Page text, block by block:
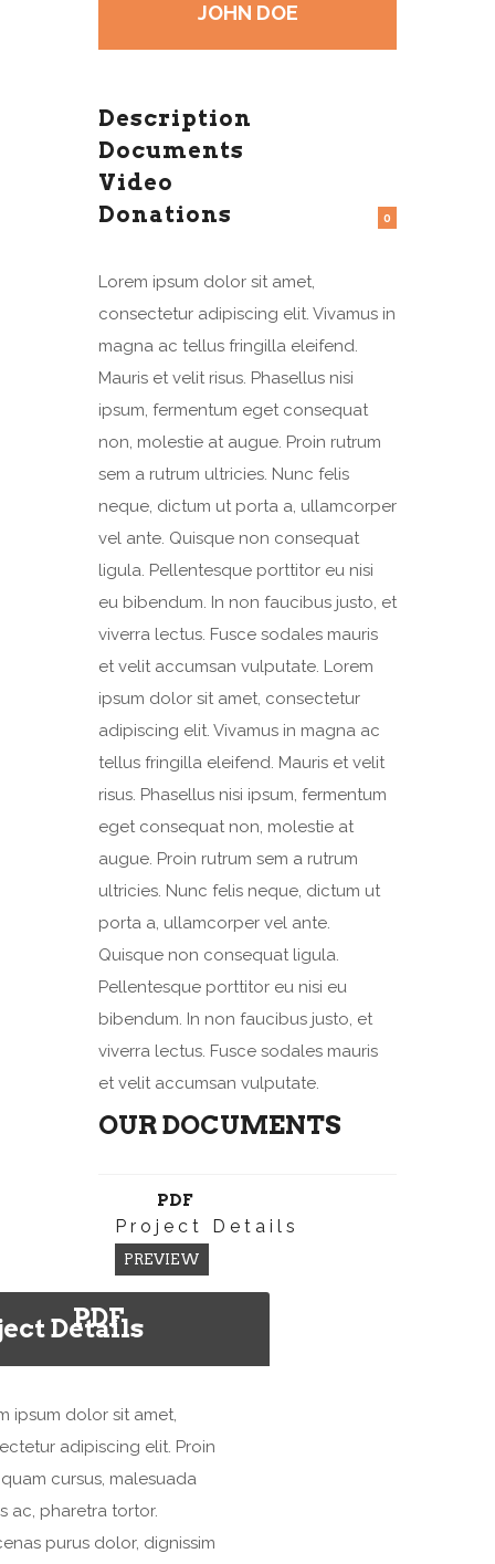
JOHN DOE
Description
Documents
Video
Donations
0
Lorem ipsum dolor sit amet,
consectetur adipiscing elit. Vivamus in
magna ac tellus fringilla eleifend.
Mauris et velit risus. Phasellus nisi
ipsum, fermentum eget consequat
non, molestie at augue. Proin rutrum
sem a rutrum ultricies. Nunc felis
neque, dictum ut porta a, ullamcorper
vel ante. Quisque non consequat
ligula. Pellentesque porttitor eu nisi
eu bibendum. In non faucibus justo, et
viverra lectus. Fusce sodales mauris
et velit accumsan vulputate. Lorem
ipsum dolor sit amet, consectetur
adipiscing elit. Vivamus in magna ac
tellus fringilla eleifend. Mauris et velit
risus. Phasellus nisi ipsum, fermentum
eget consequat non, molestie at
augue. Proin rutrum sem a rutrum
ultricies. Nunc felis neque, dictum ut
porta a, ullamcorper vel ante.
Quisque non consequat ligula.
Pellentesque porttitor eu nisi eu
bibendum. In non faucibus justo, et
viverra lectus. Fusce sodales mauris
et velit accumsan vulputate.
OUR DOCUMENTS
PDF
Project Details
PREVIEW
Details
PDF
ipsum dolor sit amet,
adipiscing elit. Proin
cursus, malesuada
ac, pharetra tortor.
purus dolor, dignissim